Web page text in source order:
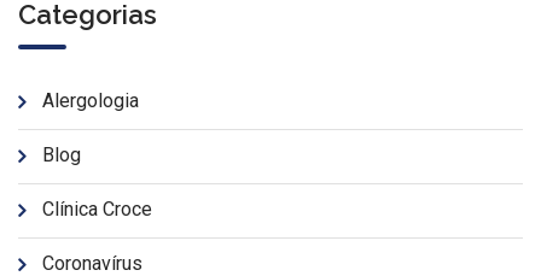
Categorias
Alergologia
Blog
Clínica Croce
Coronavírus